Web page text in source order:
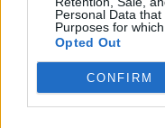
Personal Data
Purposes for
Opted Out
CONFIRM